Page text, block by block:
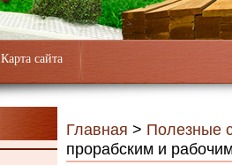
Карта сайта
Главная > Полезные
прорабским и